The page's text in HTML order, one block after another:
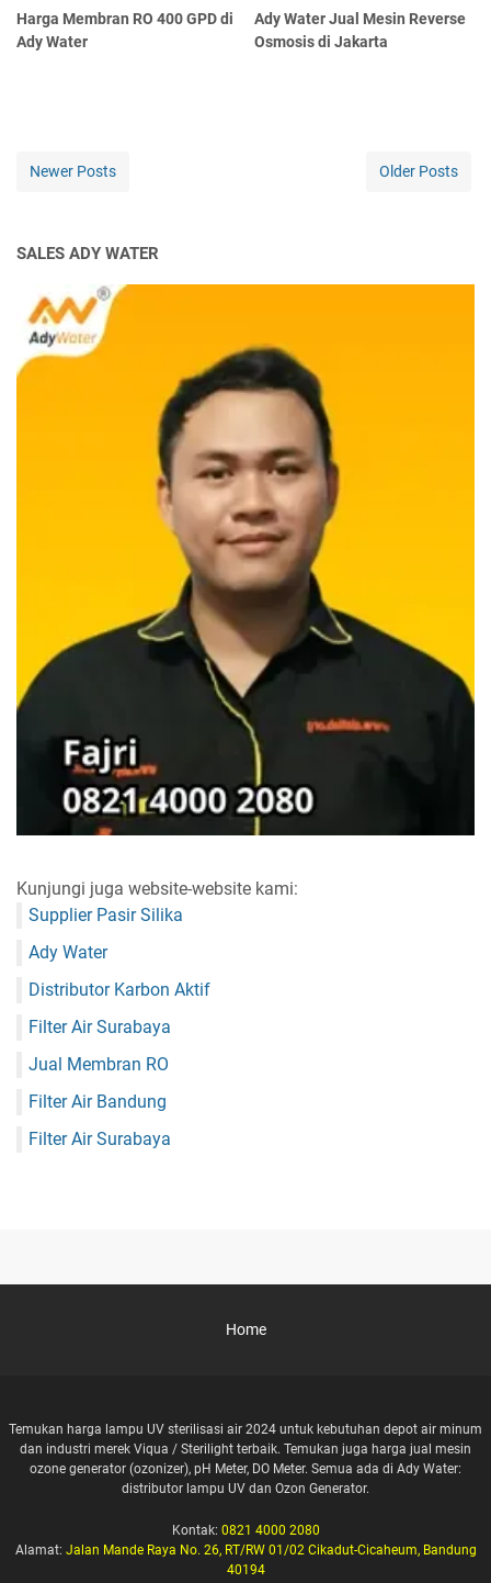
Harga Membran RO 400 GPD di
Ady Water
Ady Water Jual Mesin Reverse
Osmosis di Jakarta
Newer Posts Older Posts
SALES ADY WATER
Kunjungi juga website-website kami:
Supplier Pasir Silika
Ady Water
Distributor Karbon Aktif
Filter Air Surabaya
Jual Membran RO
Filter Air Bandung
Filter Air Surabaya
Home
Temukan harga lampu UV sterilisasi air 2024 untuk kebutuhan depot air minum
dan industri merek Viqua / Sterilight terbaik. Temukan juga harga jual mesin
ozone generator (ozonizer), pH Meter, DO Meter. Semua ada di Ady Water:
distributor lampu UV dan Ozon Generator.
Kontak: 0821 4000 2080
Alamat: Jalan Mande Raya No. 26, RT/RW 01/02 Cikadut-Cicaheum, Bandung
40194